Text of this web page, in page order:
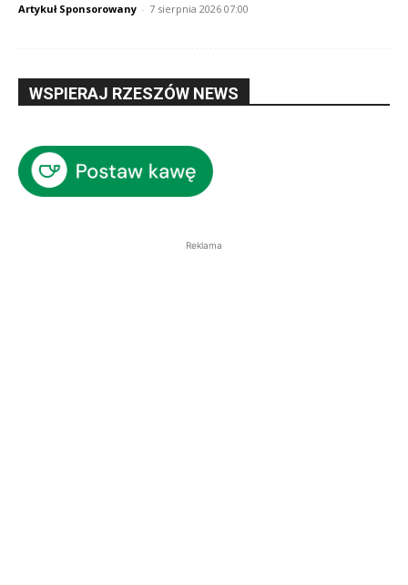
Artykuł Sponsorowany - 7 sierpnia 2026 07:00
WSPIERAJ RZESZÓW NEWS
Reklama